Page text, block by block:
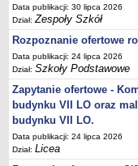
Rejestry, ewidencje,
Kontrole
PONOWNE
Sprawozdania
Deklaracja dostępności
DEKLARACJA DOSTĘPNOŚCI
OŚWIADCZENIA MAJĄTKOWE
PONOWNE
Data publikacji: 30 lipca 2026
Dział:Zespoły Szkół
Rozpoznanie ofertowe
Data publikacji: 24 lipca 2026
Dział:Szkoły Podstawowe
Zapytanie ofertowe -
budynku VII LO oraz
budynku VII LO.
Data publikacji: 24 lipca 2026
Dział:Licea